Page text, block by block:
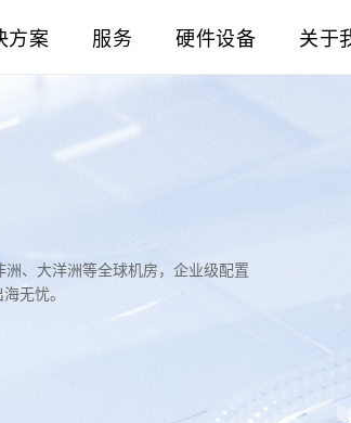
方案 服务 硬件设备 关于
、大洋洲等全球机房，企业级配置
无忧。